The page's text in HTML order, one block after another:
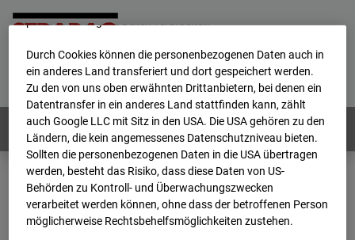
Home E-Mail Impressum
Login
Deutsch / English
Webcams: Alle Länder
Home
Deutschland
BC-120 - BV W2 Campus BT 1-3
Archiv
2025
13:15
personenbezogene Daten verarbeitet.
Durch Cookies können die personenbezogenen Daten auch in
ein anderes Land transferiert und dort gespeichert werden.
Zu den von uns oben erwähnten Drittanbietern, bei denen ein
Datentransfer in ein anderes Land stattfinden kann, zählt
auch Google LLC mit Sitz in den USA. Die USA gehören zu den
Ländern, die kein angemessenes Datenschutzniveau bieten.
Sollten die personenbezogenen Daten in die USA übertragen
werden, besteht das Risiko, dass diese Daten von US-
Behörden zu Kontroll- und Überwachungszwecken
verarbeitet werden können, ohne dass der betroffenen Person
möglicherweise Rechtsbehelfsmöglichkeiten zustehen.